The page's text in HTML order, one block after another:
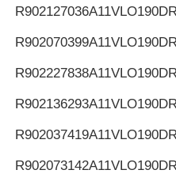
비커스 유압펌프
렉스트로 필터 액세서리
YUKEN 수압 밸브
R902127036
R902070399
R902227838
R902136293
R902037419
R902073142